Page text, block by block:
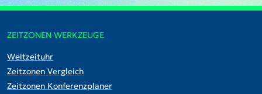
ZEITZONEN WERKZEUGE
Weltzeituhr
Zeitzonen Vergleich
Zeitzonen Konferenzplaner